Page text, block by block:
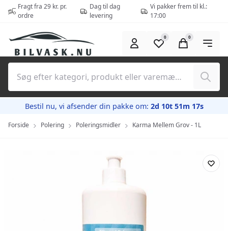
Spring til hovedindhold (tryk på Enter)
Fragt fra 29 kr. pr.
ordre
Dag til dag
levering
Vi pakker frem til kl.:
17:00
Søg
0 0
Forside Polering Poleringsmidler Karma Mellem Grov - 1L
Bestil nu, vi afsender din pakke om: 2d 10t 51m 16s